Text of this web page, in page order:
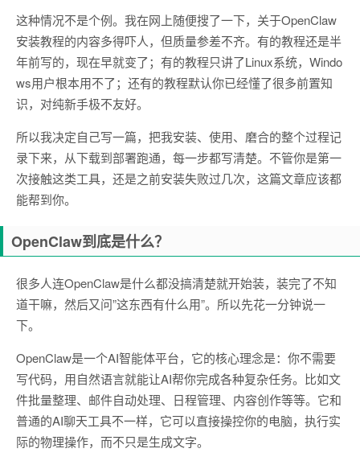
这种情况不是个例。我在网上随便搜了一下，关于OpenClaw
安装教程的内容多得吓人，但质量参差不齐。有的教程还是半
年前写的，现在早就变了；有的教程只讲了Linux系统，Windo
ws用户根本用不了；还有的教程默认你已经懂了很多前置知
识，对纯新手极不友好。
所以我决定自己写一篇，把我安装、使用、磨合的整个过程记
录下来，从下载到部署跑通，每一步都写清楚。不管你是第一
次接触这类工具，还是之前安装失败过几次，这篇文章应该都
能帮到你。
OpenClaw到底是什么？
很多人连OpenClaw是什么都没搞清楚就开始装，装完了不知
道干嘛，然后又问”这东西有什么用”。所以先花一分钟说一
下。
OpenClaw是一个AI智能体平台，它的核心理念是：你不需要
写代码，用自然语言就能让AI帮你完成各种复杂任务。比如文
件批量整理、邮件自动处理、日程管理、内容创作等等。它和
普通的AI聊天工具不一样，它可以直接操控你的电脑，执行实
际的物理操作，而不只是生成文字。